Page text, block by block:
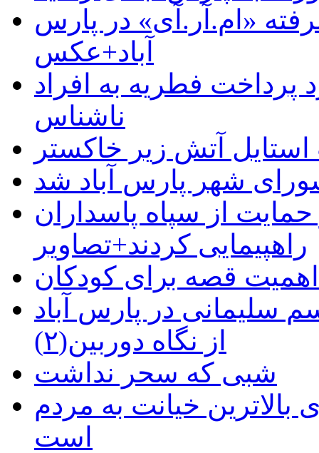
«ام.آر.آی» در پارس
آباد+عکس
پرداخت فطریه به افراد
ناشناس
آتش زیر خاکستر
شهر پارس آباد شد
از سپاه پاسداران
راهپیمایی کردند+تصاویر
سلیمانی در پارس آباد
از نگاه دوربین(۲)
شبی که سحر نداشت
خیانت به مردم
است